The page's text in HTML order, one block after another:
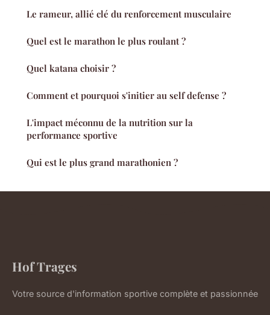
Le rameur, allié clé du renforcement musculaire
Quel est le marathon le plus roulant ?
Quel katana choisir ?
Comment et pourquoi s'initier au self defense ?
L'impact méconnu de la nutrition sur la
performance sportive
Qui est le plus grand marathonien ?
Hof Trages
Votre source d'information sportive complète et passionnée